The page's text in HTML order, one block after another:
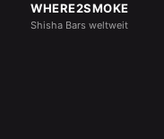
WHERE2SMOKE
Shisha Bars weltweit